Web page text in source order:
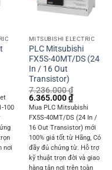
₫.
100
nơi
MITSUBISHI ELECTRIC
PLC Mitsubishi
FX5S-40MT/DS (24
In / 16 Out
Transistor)
7.236.000₫
Original
price
was:
7.236.000 ₫.
6.365.000₫Current
price
is:
6.365.000
Mua PLC Mitsubishi
FX5S-40MT/DS (24 In /
16 Out Transistor) mới
100% giá tốt từ Hãng, Có
đầy đủ chứng từ. Hỗ trợ
kỹ thuật trọn đời và giao
hàng tận nơi trên toàn